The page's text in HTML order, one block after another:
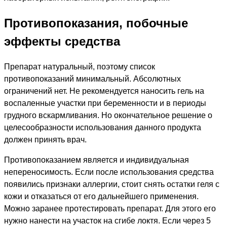
Противопоказания, побочные
эффекты средства
Препарат натуральный, поэтому список
противопоказаний минимальный. Абсолютных
ограничений нет. Не рекомендуется наносить гель на
воспаленные участки при беременности и в периоды
грудного вскармливания. Но окончательное решение о
целесообразности использования данного продукта
должен принять врач.
Противопоказанием является и индивидуальная
непереносимость. Если после использования средства
появились признаки аллергии, стоит снять остатки геля с
кожи и отказаться от его дальнейшего применения.
Можно заранее протестировать препарат. Для этого его
нужно нанести на участок на сгибе локтя. Если через 5